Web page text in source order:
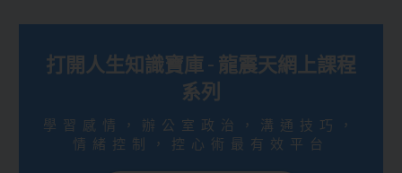
打開人生知識寶庫 - 龍震天網上課程
系列
學習感情，辦公室政治，溝通技巧，
情緒控制，控心術最有效平台